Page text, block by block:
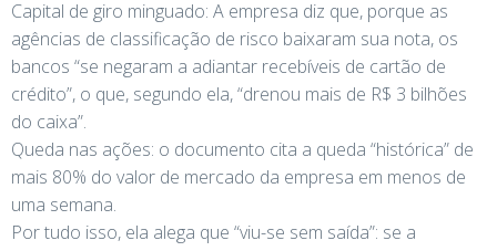
Capital de giro minguado: A empresa diz que, porque as
agências de classificação de risco baixaram sua nota, os
bancos “se negaram a adiantar recebíveis de cartão de
crédito”, o que, segundo ela, “drenou mais de R$ 3 bilhões
do caixa”.
Queda nas ações: o documento cita a queda “histórica” de
mais 80% do valor de mercado da empresa em menos de
uma semana.
Por tudo isso, ela alega que “viu-se sem saída”: se a